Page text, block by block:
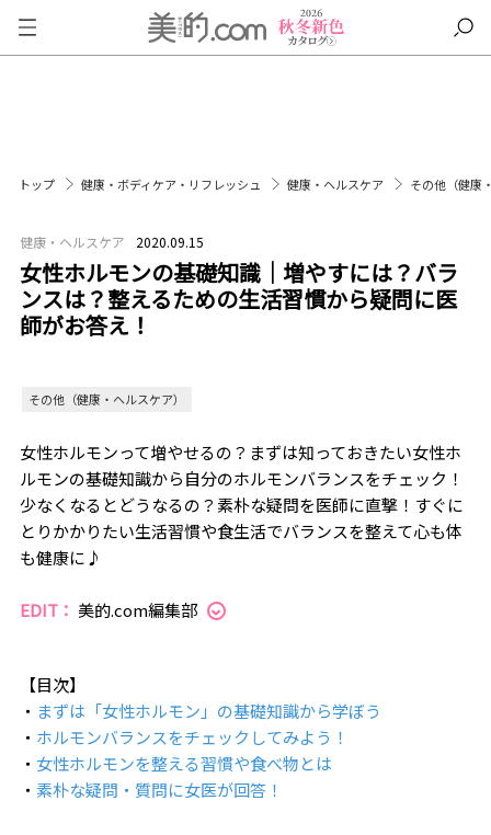
トップ 健康・ボディケア・リフレッシュ 健康・ヘルスケア その他（健康
健康・ヘルスケア 2020.09.15
女性ホルモンの基礎知識｜増やすには？バラ
ンスは？整えるための生活習慣から疑問に医
師がお答え！
その他（健康・ヘルスケア）
女性ホルモンって増やせるの？まずは知っておきたい女性ホ
ルモンの基礎知識から自分のホルモンバランスをチェック！
少なくなるとどうなるの？素朴な疑問を医師に直撃！すぐに
とりかかりたい生活習慣や食生活でバランスを整えて心も体
も健康に♪
EDIT： 美的.com編集部
【目次】
・ まずは「女性ホルモン」の基礎知識から学ぼう
・ ホルモンバランスをチェックしてみよう！
・ 女性ホルモンを整える習慣や食べ物とは
・ 素朴な疑問・質問に女医が回答！